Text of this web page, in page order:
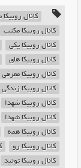
کانال
کانال روبیکا مکتب
کانال روبیکا یکی
کانال روبیکا های
کانال روبیکا معرفی
کانال روبیکا زندگی
کانال روبیکا شهدا
کانال روبیکا شهدا
کانال روبیکا همه
کانال روبیکا رو
کانال روبیکا تونید